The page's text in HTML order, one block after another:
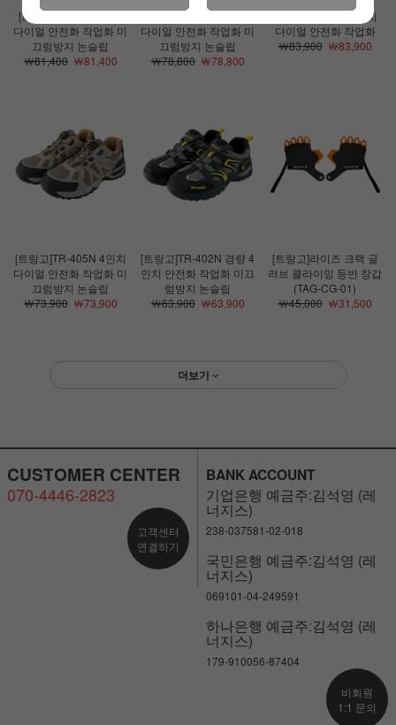
[트랑고]TR-606 6인치
다이얼 안전화 작업화 미
끄럼방지 논슬립
￦81,400￦81,400
[트랑고]TR-406 4인치
다이얼 안전화 작업화 미
끄럼방지 논슬립
￦78,800￦78,800
[트랑고]TR-61S 6인치
다이얼 안전화 작업화
￦83,900￦83,900
[트랑고]TR-405N 4인치
다이얼 안전화 작업화 미
끄럼방지 논슬립
￦73,900￦73,900
[트랑고]TR-402N 경량 4
인치 안전화 작업화 미끄
럼방지 논슬립
￦63,900￦63,900
[트랑고]라이즈 크랙 글
러브 클라이밍 등반 장갑
(TAG-CG-01)
￦45,000￦31,500
더보기
CUSTOMER CENTER
070-4446-2823
고객센터
연결하기
BANK ACCOUNT
기업은행 예금주:김석영 (레
너지스)
238-037581-02-018
국민은행 예금주:김석영 (레
너지스)
069101-04-249591
하나은행 예금주:김석영 (레
너지스)
179-910056-87404
비회원
1:1 문의